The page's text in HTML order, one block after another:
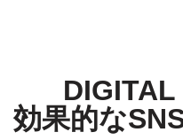
効果的な